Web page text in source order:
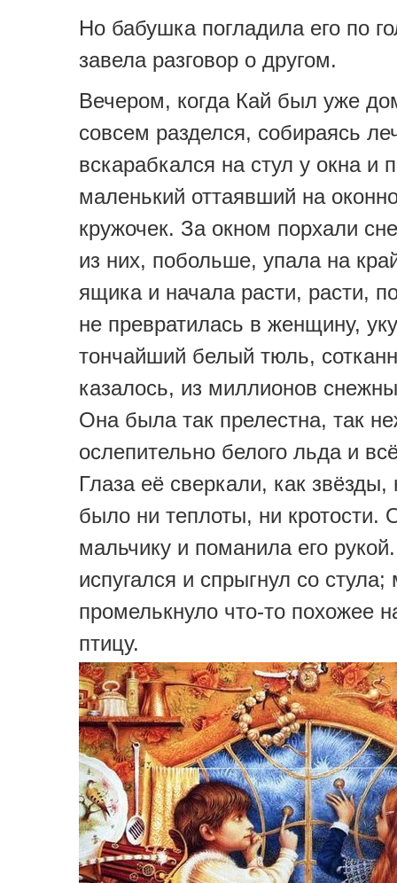
Но бабушка погладила его по
завела разговор о другом.
Вечером, когда Кай был уже
совсем разделся, собираясь
вскарабкался на стул у окна и
маленький оттаявший на
кружочек. За окном порхали
из них, побольше, упала на
ящика и начала расти, расти,
не превратилась в женщину,
тончайший белый тюль,
казалось, из миллионов
Она была так прелестна, так
ослепительно белого льда и
Глаза её сверкали, как звёзды,
было ни теплоты, ни кротости.
мальчику и поманила его
испугался и спрыгнул со
промелькнуло что-то похожее
птицу.